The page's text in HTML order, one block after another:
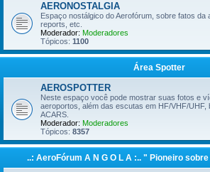
AERONOSTALGIA
Espaço nostálgico do Aerofórum, sobre fatos da
reports, etc.
Moderador: Moderadores
Tópicos: 1100
Área Spotter
AEROSPOTTER
Neste espaço você pode mostrar suas fotos e
aeroportos, além das escutas em HF/VHF/UHF,
ACARS.
Moderador: Moderadores
Tópicos: 8357
..: AeroFórum A N G O L A :.. " Pioneiro